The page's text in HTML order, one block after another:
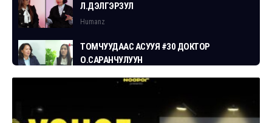
Л.ДЭЛГЭРЗУЛ
Humanz
ТОМЧУУДААС АСУУЯ #30 ДОКТОР
О.САРАНЧУЛУУН
Humanz
ТОМЧУУДААС АСУУЯ #29 СГЗ С.ЦОГТБАЯР
Humanz